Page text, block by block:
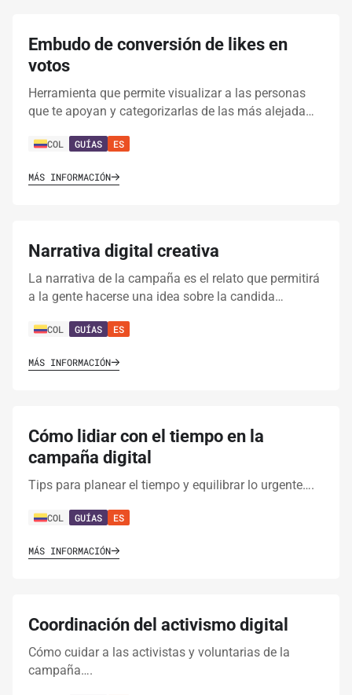
Embudo de conversión de likes en
votos
Herramienta que permite visualizar a las personas
que te apoyan y categorizarlas de las más alejada…
COL GUÍAS ES
MÁS INFORMACIÓN
Narrativa digital creativa
La narrativa de la campaña es el relato que permitirá
a la gente hacerse una idea sobre la candida…
COL GUÍAS ES
MÁS INFORMACIÓN
Cómo lidiar con el tiempo en la
campaña digital
Tips para planear el tiempo y equilibrar lo urgente….
COL GUÍAS ES
MÁS INFORMACIÓN
Coordinación del activismo digital
Cómo cuidar a las activistas y voluntarias de la
campaña….